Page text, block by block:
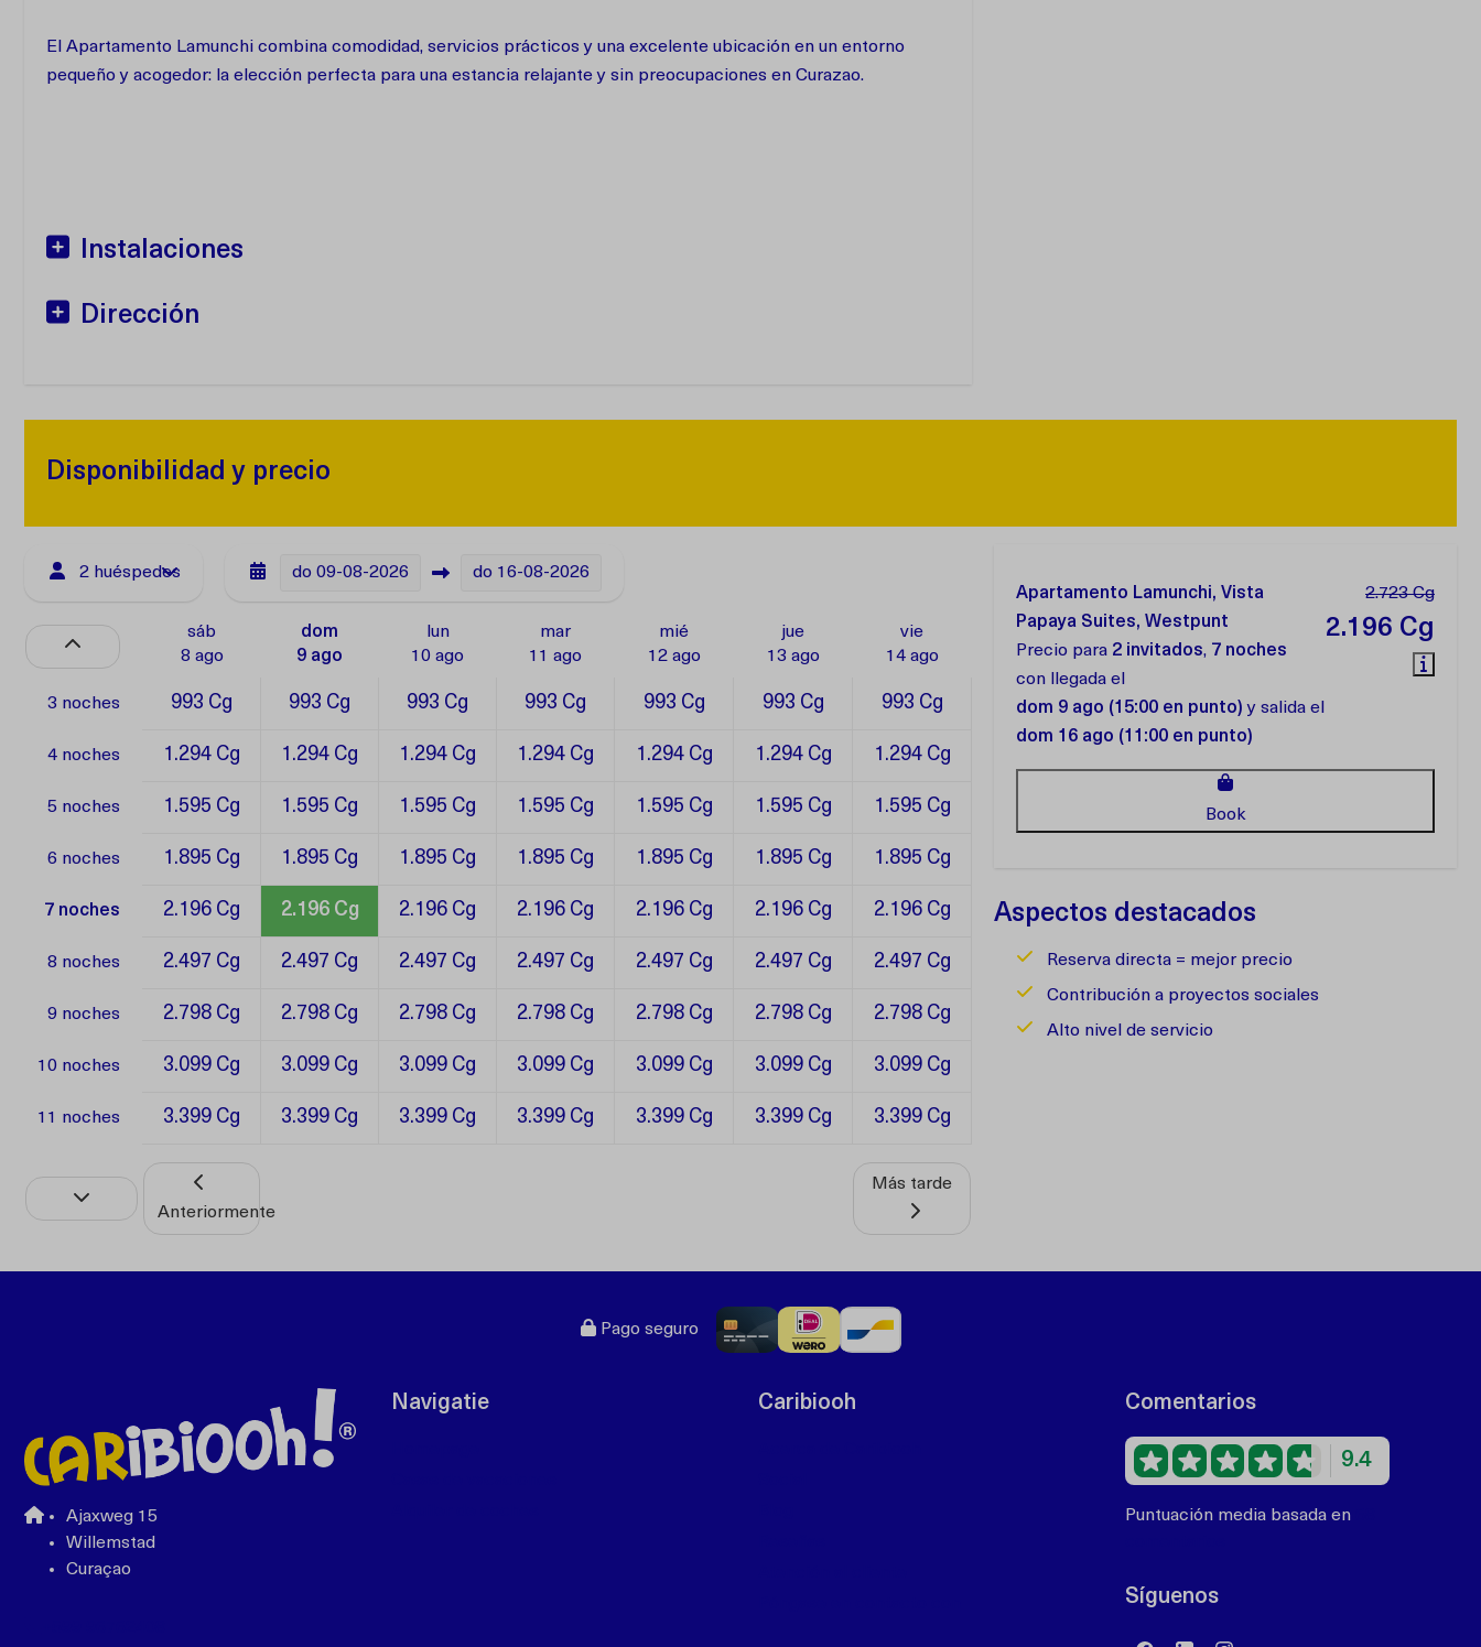
El Apartamento Lamunchi combina comodidad, servicios prácticos y una excelente ubicación en un entorno
pequeño y acogedor: la elección perfecta para una estancia relajante y sin preocupaciones en Curazao.
Instalaciones
Dirección
Disponibilidad y precio
2 huéspedes do 09-08-2026 do 16-08-2026
sáb
8 ago
dom
9 ago
lun
10 ago
mar
11 ago
mié
12 ago
jue
13 ago
vie
14 ago
3 noches 993 Cg 993 Cg 993 Cg 993 Cg 993 Cg 993 Cg 993 Cg
4 noches 1.294 Cg 1.294 Cg 1.294 Cg 1.294 Cg 1.294 Cg 1.294 Cg 1.294 Cg
5 noches 1.595 Cg 1.595 Cg 1.595 Cg 1.595 Cg 1.595 Cg 1.595 Cg 1.595 Cg
6 noches 1.895 Cg 1.895 Cg 1.895 Cg 1.895 Cg 1.895 Cg 1.895 Cg 1.895 Cg
7 noches 2.196 Cg 2.196 Cg 2.196 Cg 2.196 Cg 2.196 Cg 2.196 Cg 2.196 Cg
8 noches 2.497 Cg 2.497 Cg 2.497 Cg 2.497 Cg 2.497 Cg 2.497 Cg 2.497 Cg
9 noches 2.798 Cg 2.798 Cg 2.798 Cg 2.798 Cg 2.798 Cg 2.798 Cg 2.798 Cg
10 noches 3.099 Cg 3.099 Cg 3.099 Cg 3.099 Cg 3.099 Cg 3.099 Cg 3.099 Cg
11 noches 3.399 Cg 3.399 Cg 3.399 Cg 3.399 Cg 3.399 Cg 3.399 Cg 3.399 Cg
Anteriormente
Más tarde
2.723 Cg
2.196 Cg
Apartamento Lamunchi, Vista
Papaya Suites, Westpunt
Precio para 2 invitados, 7 noches
con llegada el
dom 9 ago (15:00 en punto) y salida el
dom 16 ago (11:00 en punto)
Book
Aspectos destacados
Reserva directa = mejor precio
Contribución a proyectos sociales
Alto nivel de servicio
Pago seguro
Ajaxweg 15
Willemstad
Curaçao
Navigatie Caribiooh Comentarios
9.4
Puntuación media basada en
Síguenos